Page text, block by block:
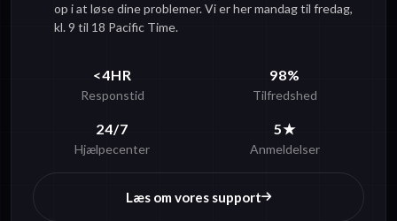
op i at løse dine problemer. Vi er her mandag til fredag,
kl. 9 til 18 Pacific Time.
<4HR
Responstid
98%
Tilfredshed
24/7
Hjælpecenter
5★
Anmeldelser
Læs om vores support